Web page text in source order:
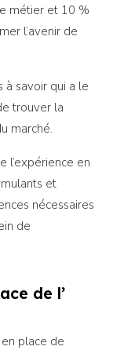
métier et 10 %
l’avenir de
à savoir qui a le
trouver la
marché.
l’expérience en
et
nécessaires
de
de l’
place de